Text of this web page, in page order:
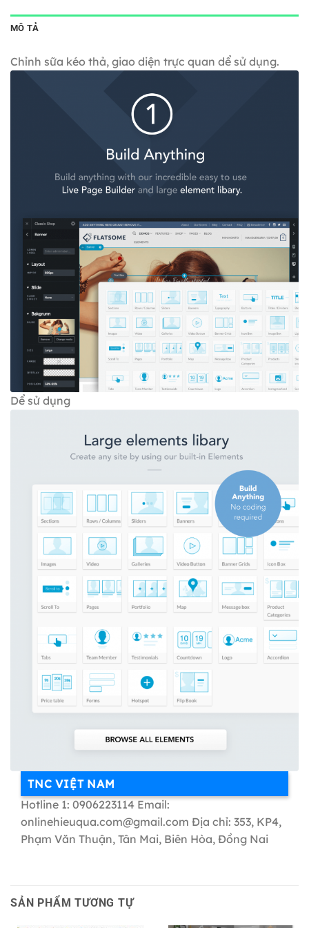
MÔ TẢ
Chỉnh sữa kéo thả, giao diện trực quan dể sử dụng.
Dể sử dụng
TNC VIỆT NAM
Hotline 1: 0906223114 Email:
onlinehieuqua.com@gmail.com Địa chỉ: 353, KP4,
Phạm Văn Thuận, Tân Mai, Biên Hòa, Đồng Nai
SẢN PHẨM TƯƠNG TỰ